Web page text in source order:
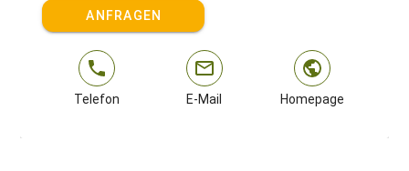
ANFRAGEN
Telefon E-Mail Homepage